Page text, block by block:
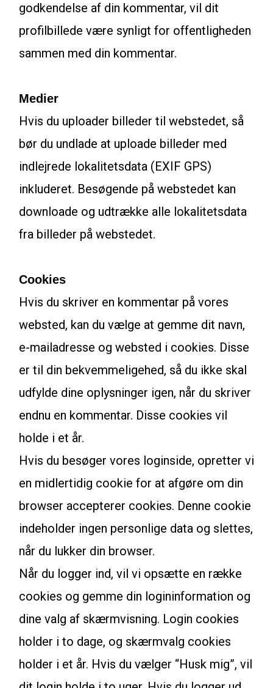
godkendelse af din kommentar, vil dit
profilbillede være synligt for offentligheden
sammen med din kommentar.
Medier
Hvis du uploader billeder til webstedet, så
bør du undlade at uploade billeder med
indlejrede lokalitetsdata (EXIF GPS)
inkluderet. Besøgende på webstedet kan
downloade og udtrække alle lokalitetsdata
fra billeder på webstedet.
Cookies
Hvis du skriver en kommentar på vores
websted, kan du vælge at gemme dit navn,
e-mailadresse og websted i cookies. Disse
er til din bekvemmeligehed, så du ikke skal
udfylde dine oplysninger igen, når du skriver
endnu en kommentar. Disse cookies vil
holde i et år.
Hvis du besøger vores loginside, opretter vi
en midlertidig cookie for at afgøre om din
browser accepterer cookies. Denne cookie
indeholder ingen personlige data og slettes,
når du lukker din browser.
Når du logger ind, vil vi opsætte en række
cookies og gemme din logininformation og
dine valg af skærmvisning. Login cookies
holder i to dage, og skærmvalg cookies
holder i et år. Hvis du vælger “Husk mig”, vil